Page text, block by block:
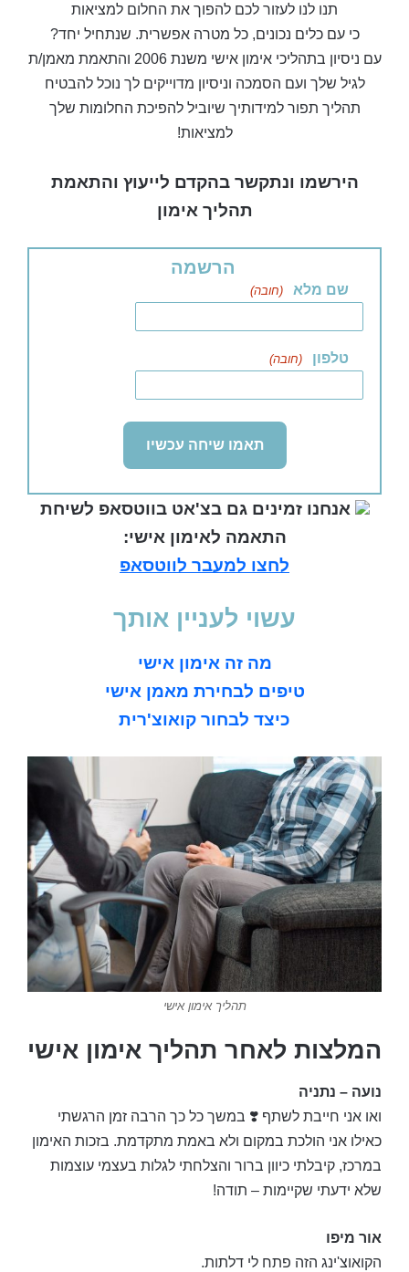
תנו לנו לעזור לכם להפוך את החלום למציאות
כי עם כלים נכונים, כל מטרה אפשרית. שנתחיל יחד?
עם ניסיון בתהליכי אימון אישי משנת 2006 והתאמת מאמן/ת
לגיל שלך ועם הסמכה וניסיון מדוייקים לך נוכל להבטיח
תהליך תפור למידותיך שיוביל להפיכת החלומות שלך
למציאות!
הירשמו ונתקשר בהקדם לייעוץ והתאמת
תהליך אימון
הרשמה
שם מלא (חובה)
טלפון (חובה)
אנחנו זמינים גם בצ'אט בווטסאפ לשיחת
התאמה לאימון אישי:
לחצו למעבר לווטסאפ
עשוי לעניין אותך
מה זה אימון אישי
טיפים לבחירת מאמן אישי
כיצד לבחור קואוצ'רית
תהליך אימון אישי
המלצות לאחר תהליך אימון אישי
נועה – נתניה
ואו אני חייבת לשתף ❣️ במשך כל כך הרבה זמן הרגשתי
כאילו אני הולכת במקום ולא באמת מתקדמת. בזכות האימון
במרכז, קיבלתי כיוון ברור והצלחתי לגלות בעצמי עוצמות
שלא ידעתי שקיימות – תודה!
אור מיפו
הקואוצ'ינג הזה פתח לי דלתות.